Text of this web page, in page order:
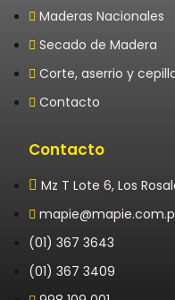
Maderas Nacionales
Secado de Madera
Corte, aserrio y
Contacto
Contacto
Mz T Lote 6, Los
(01) 367 3643
(01) 367 3409